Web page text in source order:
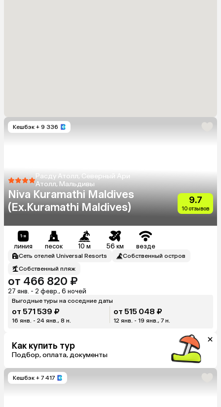
Кешбэк + 9 336
Расду Атолл, Северный Ари
Атолл, Мальдивы
Niva Kuramathi Maldives
(Ex.Kuramathi Maldives)
9.7
10 отзывов
линия песок 10 м 56 км везде
Сеть отелей Universal Resorts
Собственный остров
Собственный пляж
от 466 820 ₽
27 янв. - 2 февр., 6 ночей
Выгодные туры на соседние даты
от 571 539 ₽
16 янв. - 24 янв., 8 н.
от 515 048 ₽
12 янв. - 19 янв., 7 н.
Как купить тур
Подбор, оплата, документы
Кешбэк + 7 417